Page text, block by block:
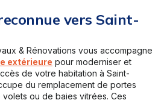
vers Saint-
& Rénovations vous accompagne
extérieure pour moderniser et
de votre habitation à Saint-
du remplacement de portes
ou de baies vitrées. Ces